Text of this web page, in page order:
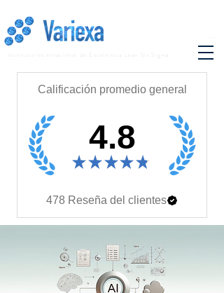
Calificación promedio general
4.8
★ ★ ★ ★ ★
478 Reseña del clientes